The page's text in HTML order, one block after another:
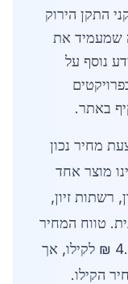
התקן הירוק
שמעמיד את
נוסף על
באתר.
מחיר נכון
באלעד בשנת 2026 אינו מוצר אחד
רשתות זיון,
טווח המחיר
המקובל לברזל חדש נע סביב 4.2-5.1 ₪ לקילו, אך
הקילו.